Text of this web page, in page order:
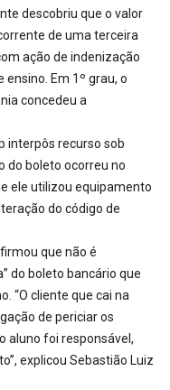
descobriu que o valor
de uma terceira
ação de indenização
Em 1º grau, o
concedeu a
interpôs recurso sob
do boleto ocorreu no
ele utilizou equipamento
do código de
que não é
do boleto bancário que
“O cliente que cai na
de periciar os
aluno foi responsável,
explicou Sebastião Luiz